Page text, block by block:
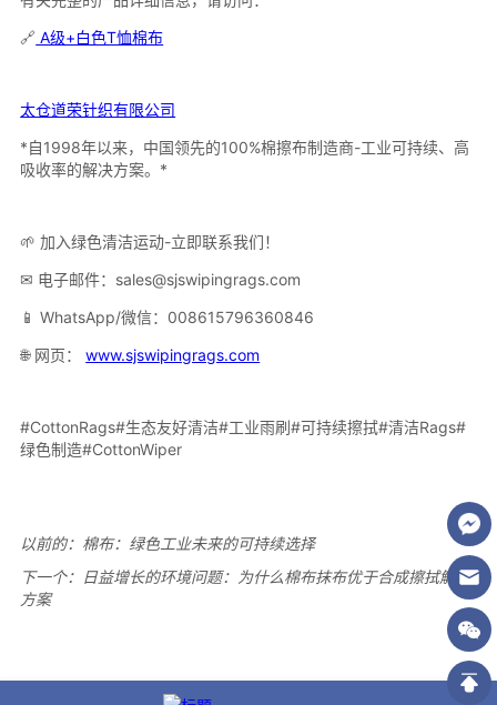
以前的： 棉布：绿色工业未来的可持续选择
下一个： 日益增长的环境问题：为什么棉布抹布优于合成擦拭解决
方案